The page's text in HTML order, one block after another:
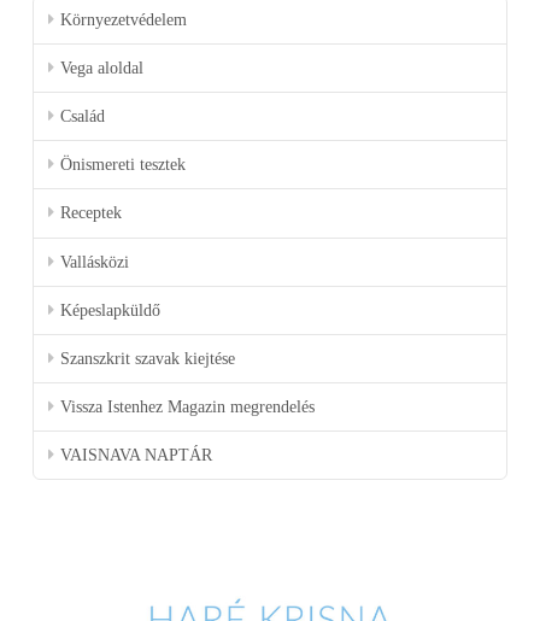
Környezetvédelem
Vega aloldal
Család
Önismereti tesztek
Receptek
Vallásközi
Képeslapküldő
Szanszkrit szavak kiejtése
Vissza Istenhez Magazin megrendelés
VAISNAVA NAPTÁR